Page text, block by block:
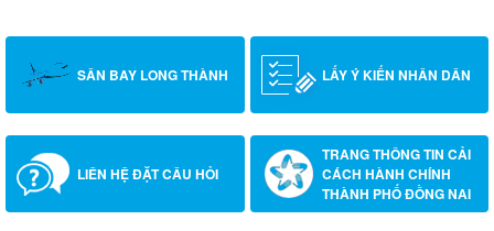
SÂN BAY LONG THÀNH LẤY Ý KIẾN NHÂN DÂN
LIÊN HỆ ĐẶT CÂU HỎI
TRANG THÔNG TIN CẢI
CÁCH HÀNH CHÍNH
THÀNH PHỐ ĐỒNG NAI